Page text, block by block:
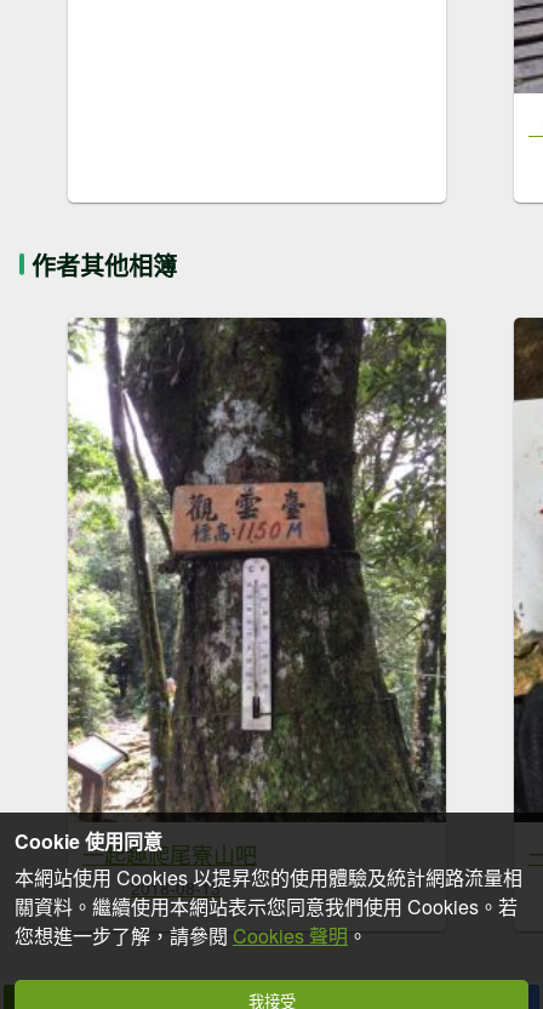
作者其他相簿
一起趣爬尾寮山吧
2018-08-13
Cookie 使用同意
本網站使用 Cookies 以提昇您的使用體驗及統計網路流量相
關資料。繼續使用本網站表示您同意我們使用 Cookies。若
您想進一步了解，請參閱 Cookies 聲明 。
我接受